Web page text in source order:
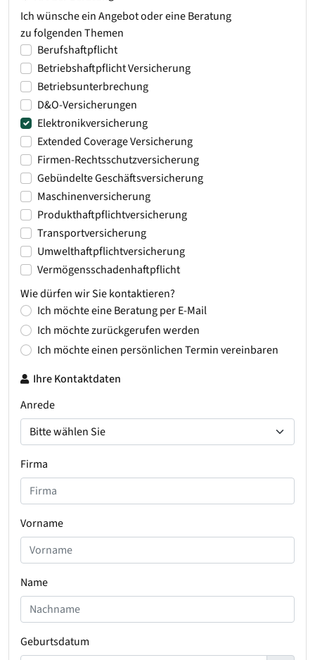
Ich wünsche ein Angebot oder eine Beratung
zu folgenden Themen
Berufshaftpflicht
Betriebshaftpflicht Versicherung
Betriebsunterbrechung
D&O-Versicherungen
Elektronikversicherung
Extended Coverage Versicherung
Firmen-Rechtsschutzversicherung
Gebündelte Geschäftsversicherung
Maschinenversicherung
Produkthaftpflichtversicherung
Transportversicherung
Umwelthaftpflichtversicherung
Vermögensschadenhaftpflicht
Wie dürfen wir Sie kontaktieren?
Ich möchte eine Beratung per E-Mail
Ich möchte zurückgerufen werden
Ich möchte einen persönlichen Termin vereinbaren
Ihre Kontaktdaten
Anrede
Firma
Vorname
Name
Geburtsdatum